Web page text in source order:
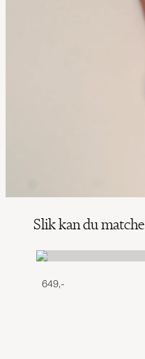
Slik kan du matche
649,-